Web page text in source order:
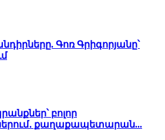
Գոռ Գրիգորյանը՝
բոլոր
քաղաքապետարան...